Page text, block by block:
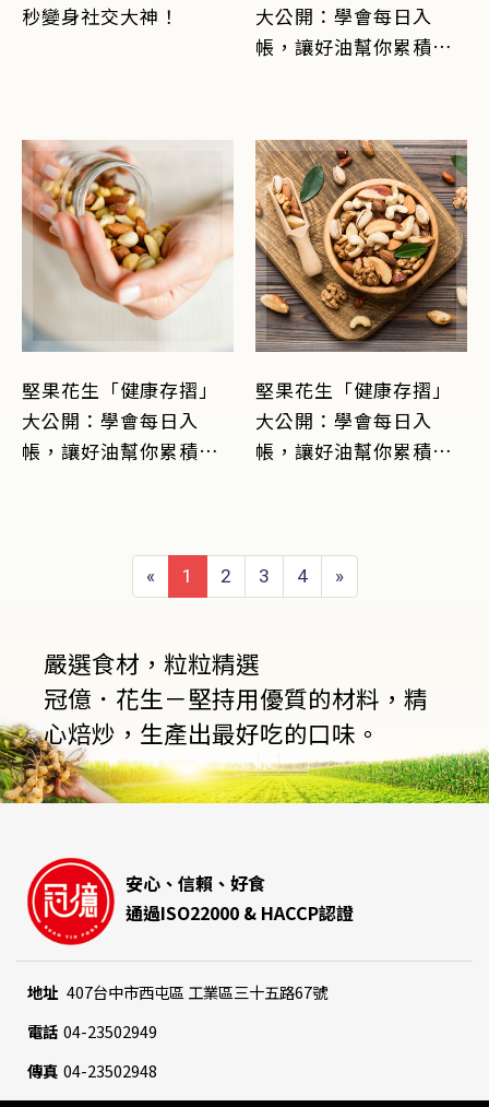
秒變身社交大神！
大公開：學會每日入
帳，讓好油幫你累積財
堅果花生「健康存摺」
大公開：學會每日入
帳，讓好油幫你累積財
堅果花生「健康存摺」
大公開：學會每日入
帳，讓好油幫你累積財
« 1 2 3 4 »
嚴選食材，粒粒精選
冠億．花生－堅持用優質的材料，精
心焙炒，生產出最好吃的口味。
安心、信賴、好食
通過ISO22000 & HACCP認證
地址 407台中市西屯區工業區三十五路67號
電話 04-23502949
傳真 04-23502948